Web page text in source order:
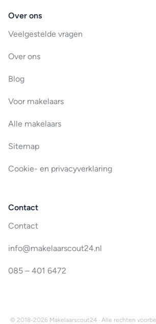
Over ons
Veelgestelde vragen
Over ons
Blog
Voor makelaars
Alle makelaars
Sitemap
Cookie- en privacyverklaring
Contact
Contact
info@makelaarscout24.nl
085 – 401 6472
© 2018-2026 Makelaarscout24 · Alle rechten